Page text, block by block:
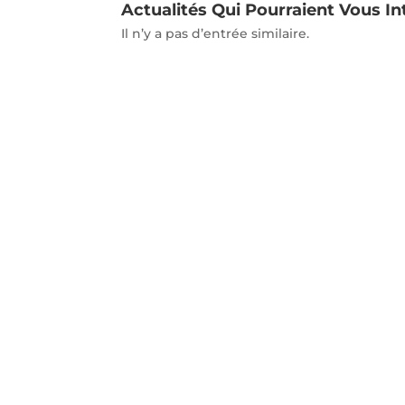
Actualités Qui Pourraient Vous
Il n’y a pas d’entrée similaire.